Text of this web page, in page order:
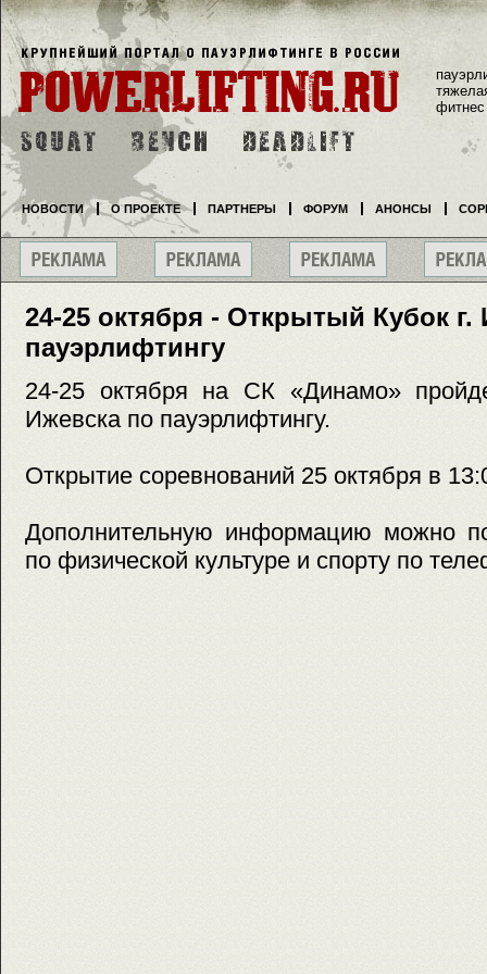
24-25 октября - Открытый Кубок г.
пауэрлифтингу
24-25 октября на СК «Динамо»
Ижевска по пауэрлифтингу.
Открытие соревнований 25 октября в
Дополнительную информацию можно
по физической культуре и спорту по
фитнес
НОВОСТИ О ПРОЕКТЕ ПАРТНЕРЫ ФОРУМ АНОНСЫ